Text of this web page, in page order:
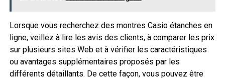
Lorsque vous recherchez des montres Casio étanches en
ligne, veillez à lire les avis des clients, à comparer les prix
sur plusieurs sites Web et à vérifier les caractéristiques
ou avantages supplémentaires proposés par les
différents détaillants. De cette façon, vous pouvez être